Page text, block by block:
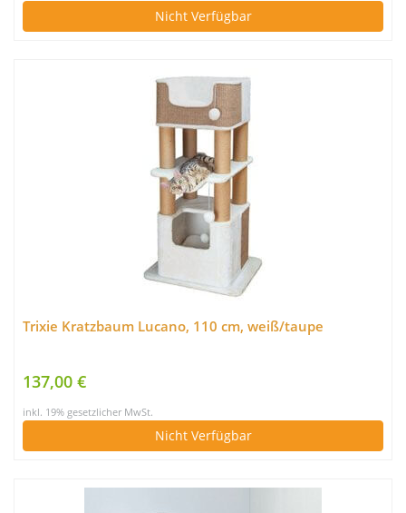
Nicht Verfügbar
Trixie Kratzbaum Lucano, 110 cm, weiß/taupe
137,00 €
inkl. 19% gesetzlicher MwSt.
Nicht Verfügbar